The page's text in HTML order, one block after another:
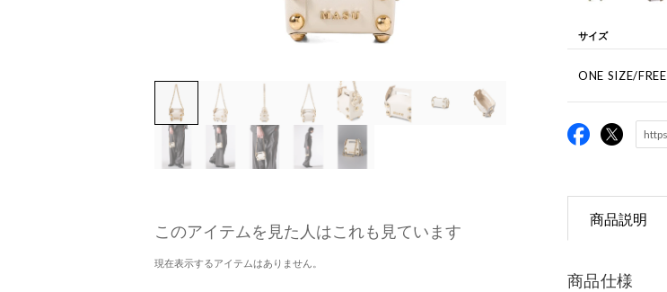
このアイテムを見た人はこれも見ています
現在表示するアイテムはありません。
サイズ
ONE SIZE/FREE
商品説明
商品仕様